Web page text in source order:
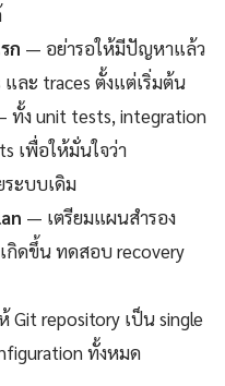
ก — อย่ารอให้มีปัญหาแล้ว
และ traces ตั้งแต่เริ่มต้น
ทั้ง unit tests, integration
เพื่อให้มั่นใจว่า
ระบบเดิม
— เตรียมแผนสำรอง
ดขึ้น ทดสอบ recovery
Git repository เป็น single
ทั้งหมด